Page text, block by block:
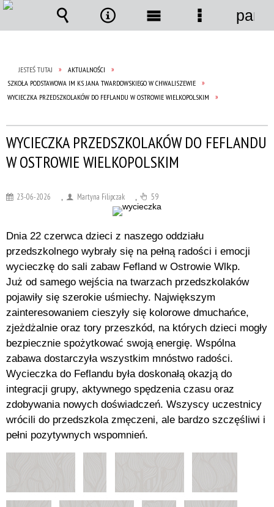
JESTEŚ TUTAJ
AKTUALNOŚCI
SZKOŁA PODSTAWOWA IM KS JANA TWARDOWSKIEGO W CHWALISZEWIE
WYCIECZKA PRZEDSZKOLAKÓW DO FEFLANDU W OSTROWIE WIELKOPOLSKIM
WYCIECZKA PRZEDSZKOLAKÓW DO FEFLANDU
W OSTROWIE WIELKOPOLSKIM
23-06-2026 Martyna Filipczak 59
Dnia 22 czerwca dzieci z naszego oddziału
przedszkolnego wybrały się na pełną radości i emocji
wycieczkę do sali zabaw Fefland w Ostrowie Wlkp.
Już od samego wejścia na twarzach przedszkolaków
pojawiły się szerokie uśmiechy. Największym
zainteresowaniem cieszyły się kolorowe dmuchańce,
zjeżdżalnie oraz tory przeszkód, na których dzieci mogły
bezpiecznie spożytkować swoją energię. Wspólna
zabawa dostarczyła wszystkim mnóstwo radości.
Wycieczka do Feflandu była doskonałą okazją do
integracji grupy, aktywnego spędzenia czasu oraz
zdobywania nowych doświadczeń. Wszyscy uczestnicy
wrócili do przedszkola zmęczeni, ale bardzo szczęśliwi i
pełni pozytywnych wspomnień.
Wyszukiwarka
Narzędzia
Menu Menu
panel